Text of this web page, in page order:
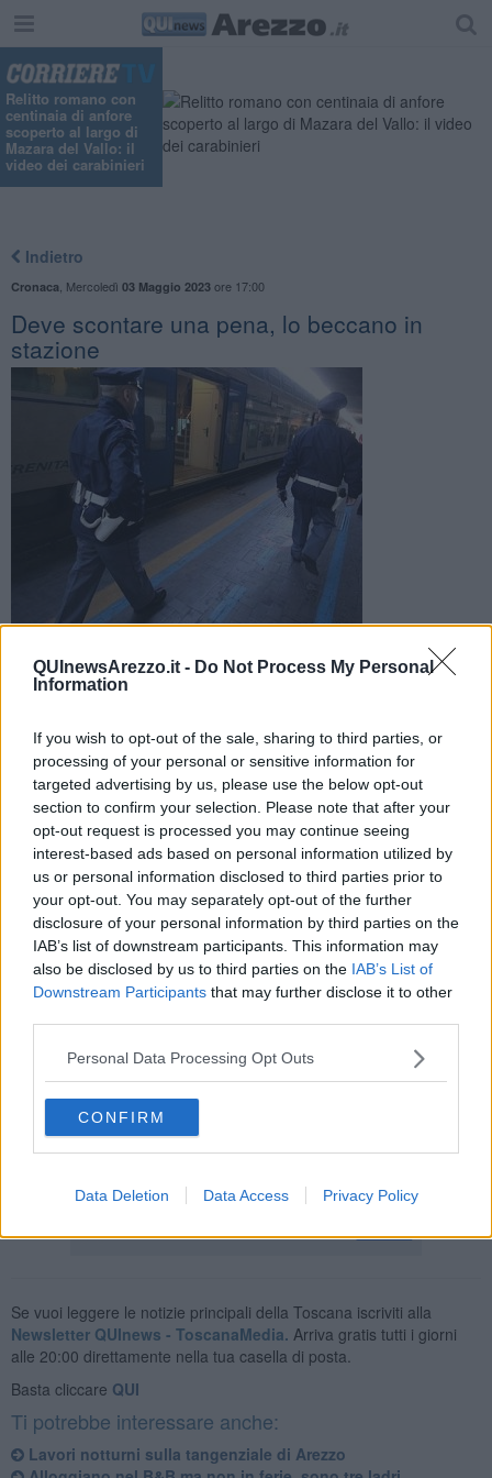
QUInewsArezzo.it - Do Not Process My Personal
Information
If you wish to opt-out of the sale, sharing to third parties, or
processing of your personal or sensitive information for
targeted advertising by us, please use the below opt-out
section to confirm your selection. Please note that after your
opt-out request is processed you may continue seeing
interest-based ads based on personal information utilized by
us or personal information disclosed to third parties prior to
your opt-out. You may separately opt-out of the further
disclosure of your personal information by third parties on the
IAB’s list of downstream participants. This information may
also be disclosed by us to third parties on the IAB’s List of
Downstream Participants that may further disclose it to other
Personal Data Processing Opt Outs
CONFIRM
Data Deletion Data Access Privacy Policy
Relitto romano con
centinaia di anfore
scoperto al largo di
Mazara del Vallo: il
video dei carabinieri
Indietro
Cronaca Mercoledì 03 Maggio 2023ore 17:00
Deve scontare una pena, lo beccano in
stazione
Uomo di 57 anni controllato dalla polizia ferroviaria sulla
banchina dello scalo di Terontola e trasferito nel carcere di
Arezzo
CORTONA —Ieri, martedì 2 maggio, durante i consueti servizi di
vigilanza, potenziati in occasione delle recenti festività, gli agenti
della Polizia Ferroviaria di Terontola hanno controllato, sulla
banchina dello scalo ferroviario, un uomo italiano 57enne.
Dagli accertamenti effettuati presso le banche dati l’uomo è risultato
colpito da un ordine di carcerazione emesso dalla Procura della
Repubblica presso il Tribunale di Firenze, dovendo espiare 1 anno
8 mesi e 25 giorni di reclusione per un cumulo pene relativo ai reati
di lesioni personali, danneggiamento e porto di armi o oggetti atti
Se vuoi leggere le notizie principali della Toscana iscriviti alla
Newsletter QUInews - ToscanaMedia. Arriva gratis tutti i giorni
alle 20:00 direttamente nella tua casella di posta.
Basta cliccare QUI
Ti potrebbe interessare anche:
Lavori notturni sulla tangenziale di Arezzo